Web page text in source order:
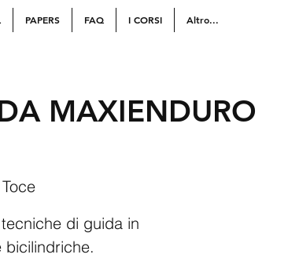
PAPERS FAQ I CORSI Altro...
MAXIENDURO
di guida in